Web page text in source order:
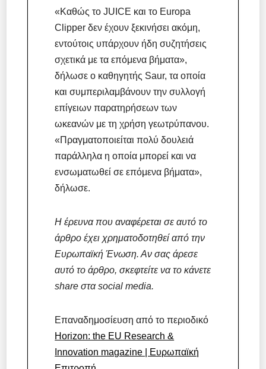
«Καθώς το JUICE και το Europa
Clipper δεν έχουν ξεκινήσει ακόμη,
εντούτοις υπάρχουν ήδη συζητήσεις
σχετικά με τα επόμενα βήματα»,
δήλωσε ο καθηγητής Saur, τα οποία
και συμπεριλαμβάνουν την συλλογή
επίγειων παρατηρήσεων των
ωκεανών με τη χρήση γεωτρύπανου.
«Πραγματοποιείται πολύ δουλειά
παράλληλα η οποία μπορεί και να
ενσωματωθεί σε επόμενα βήματα»,
δήλωσε.
Η έρευνα που αναφέρεται σε αυτό το
άρθρο έχει χρηματοδοτηθεί από την
Ευρωπαϊκή Ένωση. Αν σας άρεσε
αυτό το άρθρο, σκεφτείτε να το κάνετε
share στα social media.
Επαναδημοσίευση από το περιοδικό
Horizon: the EU Research &
Innovation magazine | Ευρωπαϊκή